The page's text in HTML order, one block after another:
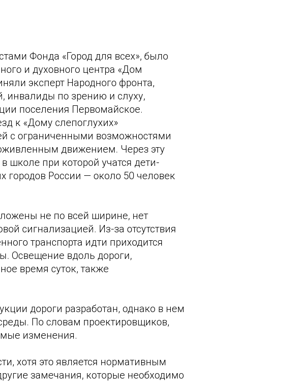
Фонда «Город для всех», было
и духовного центра «Дом
эксперт Народного фронта,
инвалиды по зрению и слуху,
поселения Первомайское.
к «Дому слепоглухих»
с ограниченными возможностями
движением. Через эту
школе при которой учатся дети-
России — около 50 человек
не по всей ширине, нет
сигнализацией. Из-за отсутствия
транспорта идти приходится
Освещение вдоль дороги,
время суток, также
дороги разработан, однако в нем
По словам проектировщиков,
изменения.
хотя это является нормативным
замечания, которые необходимо